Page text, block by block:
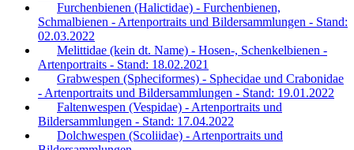
Furchenbienen (Halictidae) - Furchenbienen,
Schmalbienen - Artenportraits und Bildersammlungen - Stand:
02.03.2022
Melittidae (kein dt. Name) - Hosen-, Schenkelbienen -
Artenportraits - Stand: 18.02.2021
Grabwespen (Spheciformes) - Sphecidae und Crabonidae
- Artenportraits und Bildersammlungen - Stand: 19.01.2022
Faltenwespen (Vespidae) - Artenportraits und
Bildersammlungen - Stand: 17.04.2022
Dolchwespen (Scoliidae) - Artenportraits und